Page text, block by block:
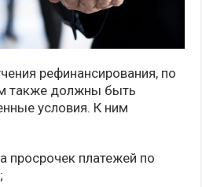
рефинансирования, по
также должны быть
условия. К ним
просрочек платежей по